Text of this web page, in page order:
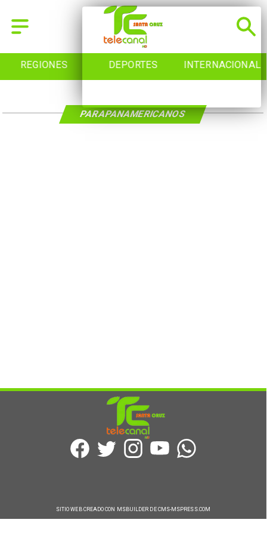
REGIONES DEPORTES INTERNACIONAL
PARAPANAMERICANOS
SITIO WEB CREADO CON MSBUILDER DE CMS-MSPRESS.COM